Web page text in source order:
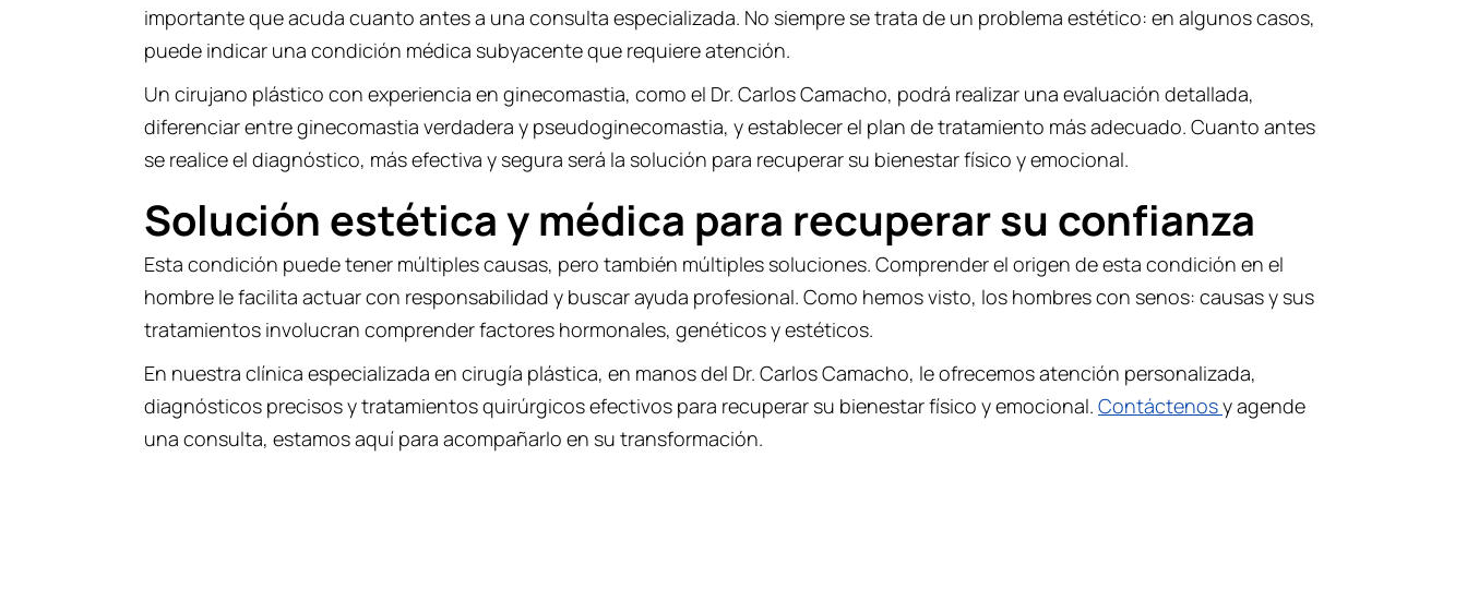
importante que acuda cuanto antes a una consulta especializada. No siempre se trata de un problema estético: en algunos casos,
puede indicar una condición médica subyacente que requiere atención.
Un cirujano plástico con experiencia en ginecomastia, como el Dr. Carlos Camacho, podrá realizar una evaluación detallada,
diferenciar entre ginecomastia verdadera y pseudoginecomastia, y establecer el plan de tratamiento más adecuado. Cuanto antes
se realice el diagnóstico, más efectiva y segura será la solución para recuperar su bienestar físico y emocional.
Solución estética y médica para recuperar su confianza
Esta condición puede tener múltiples causas, pero también múltiples soluciones. Comprender el origen de esta condición en el
hombre le facilita actuar con responsabilidad y buscar ayuda profesional. Como hemos visto, los hombres con senos: causas y sus
tratamientos involucran comprender factores hormonales, genéticos y estéticos.
En nuestra clínica especializada en cirugía plástica, en manos del Dr. Carlos Camacho, le ofrecemos atención personalizada,
diagnósticos precisos y tratamientos quirúrgicos efectivos para recuperar su bienestar físico y emocional. Contáctenosy agende
una consulta, estamos aquí para acompañarlo en su transformación.